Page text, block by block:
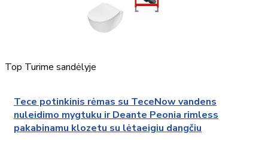
Top Turime sandėlyje
Tece potinkinis rėmas su TeceNow vandens
nuleidimo mygtuku ir Deante Peonia rimless
pakabinamu klozetu su lėtaeigiu dangčiu